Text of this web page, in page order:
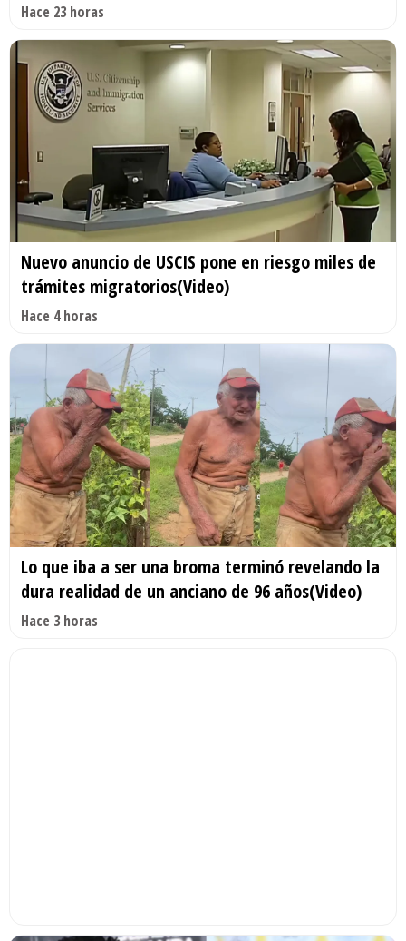
Hace 23 horas
Nuevo anuncio de USCIS pone en riesgo miles de
trámites migratorios(Video)
Hace 4 horas
Lo que iba a ser una broma terminó revelando la
dura realidad de un anciano de 96 años(Video)
Hace 3 horas